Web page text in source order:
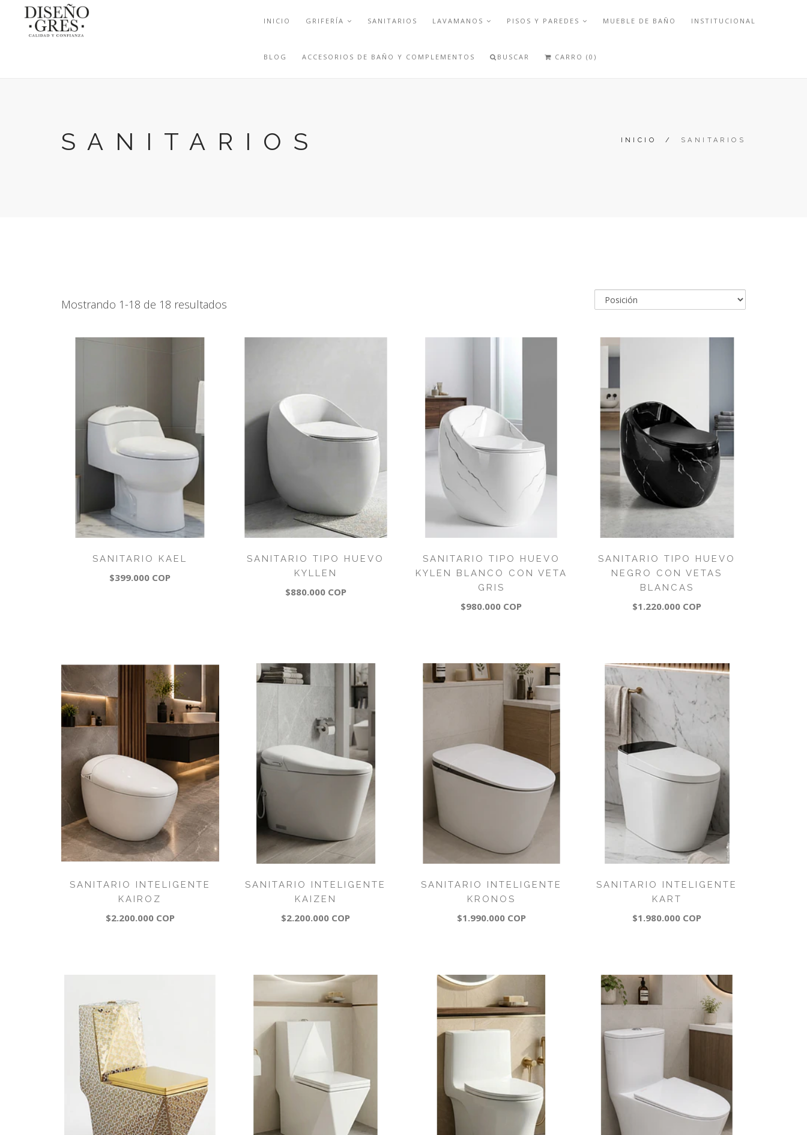
INICIO GRIFERÍA SANITARIOS LAVAMANOS PISOS Y PAREDES MUEBLE DE BAÑO INSTITUCIONAL
BLOG ACCESORIOS DE BAÑO Y COMPLEMENTOS BUSCAR CARRO (0)
SANITARIOS INICIO / SANITARIOS
Mostrando 1-18 de 18 resultados
SANITARIO KAEL
$399.000 COP
SANITARIO TIPO HUEVO
KYLLEN
$880.000 COP
SANITARIO TIPO HUEVO
KYLEN BLANCO CON VETA
GRIS
$980.000 COP
SANITARIO TIPO HUEVO
NEGRO CON VETAS
BLANCAS
$1.220.000 COP
SANITARIO INTELIGENTE
KAIROZ
$2.200.000 COP
SANITARIO INTELIGENTE
KAIZEN
$2.200.000 COP
SANITARIO INTELIGENTE
KRONOS
$1.990.000 COP
SANITARIO INTELIGENTE
KART
$1.980.000 COP